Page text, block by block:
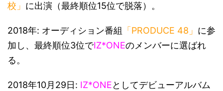
校」 に出演（最終順位15位で脱落）。
2018年: オーディション番組 「PRODUCE 48」 に参
加し、最終順位3位でIZ*ONEのメンバーに選ばれ
る。
2018年10月29日: IZ*ONEとしてデビューアルバム